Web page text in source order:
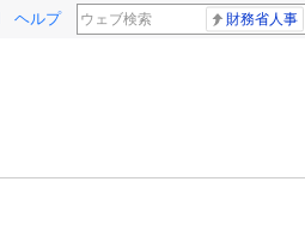
ヘルプ 財務省人事